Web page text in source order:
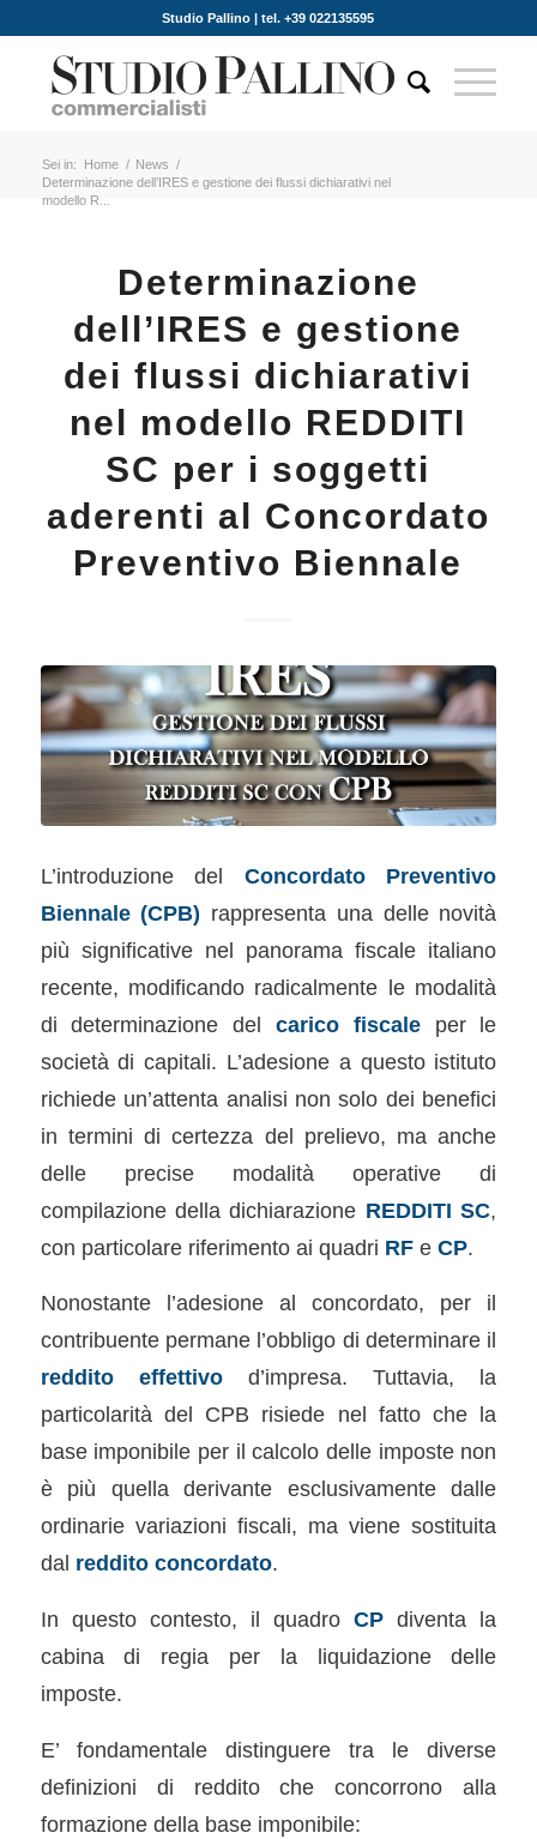
Studio Pallino | tel. +39 022135595
Sei in: Home / News /
Determinazione dell’IRES e gestione dei flussi dichiarativi nel
modello R...
Determinazione
dell’IRES e gestione
dei flussi dichiarativi
nel modello REDDITI
SC per i soggetti
aderenti al Concordato
Preventivo Biennale
L’introduzione del Concordato Preventivo
Biennale (CPB) rappresenta una delle novità
più significative nel panorama fiscale italiano
recente, modificando radicalmente le modalità
di determinazione del carico fiscaleper le
società di capitali. L’adesione a questo istituto
richiede un’attenta analisi non solo dei benefici
in termini di certezza del prelievo, ma anche
delle precise modalità operative di
compilazione della dichiarazione REDDITI SC,
con particolare riferimento ai quadri RFe CP.
Nonostante l’adesione al concordato, per il
contribuente permane l’obbligo di determinare il
reddito effettivod’impresa. Tuttavia, la
particolarità del CPB risiede nel fatto che la
base imponibile per il calcolo delle imposte non
è più quella derivante esclusivamente dalle
ordinarie variazioni fiscali, ma viene sostituita
dal reddito concordato.
In questo contesto, il quadroCP diventa la
cabina di regia per la liquidazione delle
imposte.
E’ fondamentale distinguere tra le diverse
definizioni di reddito che concorrono alla
formazione della base imponibile: